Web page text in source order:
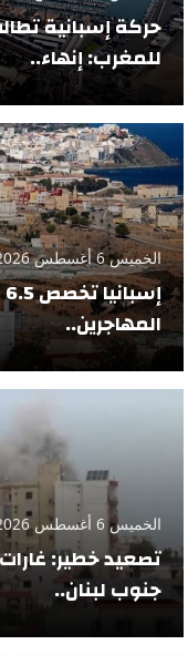
حركة إسبانية
للمغرب: إنهاء..
الخميس 6 أغسطس 2026 - 18:32
المهاجرين..
الخميس 6 أغسطس 2026 - 09:39
تصعيد خطير:
جنوب لبنان..